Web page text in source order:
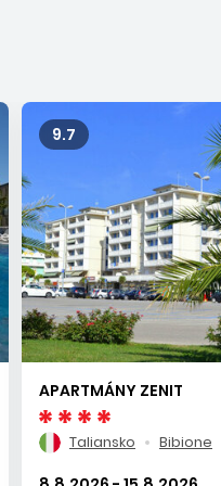
z viacerých častí –
Lido del Sole,
je zväčša pokojné, s
pozvoľným
báť o svoje
piesočnatá široká pláž
prezliekanie a plážovými
peších, korčuliarov i
na pláži komfortne
svojimi domácimi
vybrať si z
barov, večer sa
Každoročne na
populárne
9.7
APARTMÁNY ZENIT
Taliansko Bibione